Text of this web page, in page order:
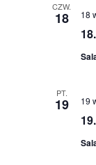
CZW.
18 18
PT.
19 19